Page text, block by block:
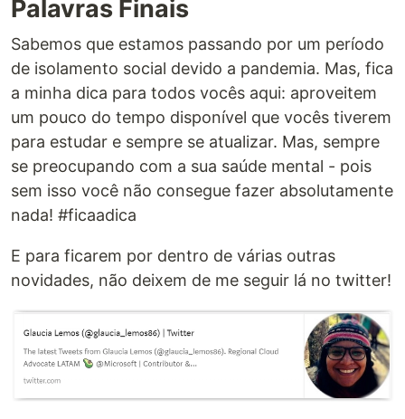
Palavras Finais
Sabemos que estamos passando por um período
de isolamento social devido a pandemia. Mas, fica
a minha dica para todos vocês aqui: aproveitem
um pouco do tempo disponível que vocês tiverem
para estudar e sempre se atualizar. Mas, sempre
se preocupando com a sua saúde mental - pois
sem isso você não consegue fazer absolutamente
nada! #ficaadica
E para ficarem por dentro de várias outras
novidades, não deixem de me seguir lá no twitter!